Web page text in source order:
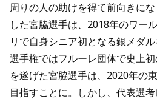
周りの人の助けを得て前向きに
した宮脇選手は、2018年のワー
リで自身シニア初となる銀メダ
選手権ではフルーレ団体で史上
を遂げた宮脇選手は、2020年の
目指すことに。しかし、代表選